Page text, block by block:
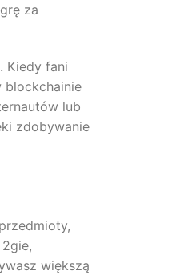
za
Kiedy fani
blockchainie
lub
zdobywanie
większą